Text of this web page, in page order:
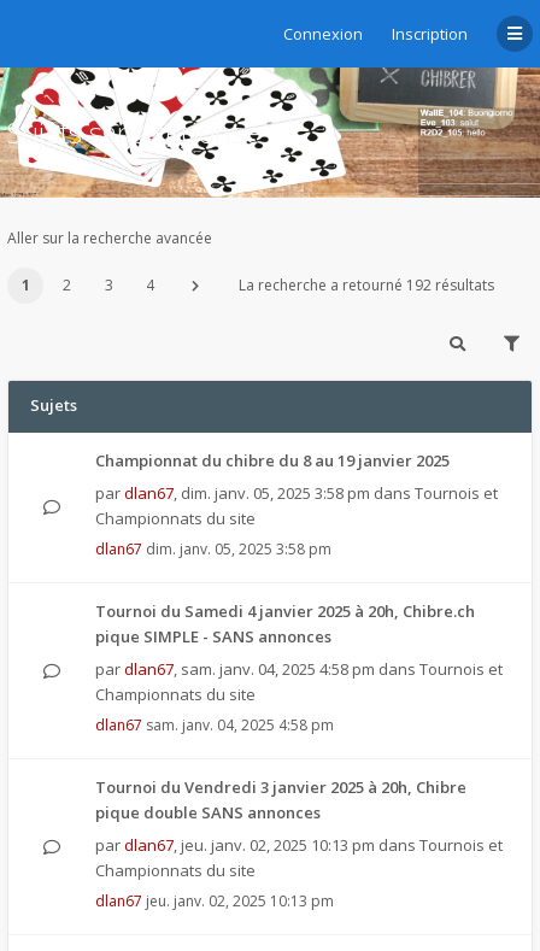
Connexion Inscription
Sujets sans réponse
Aller sur la recherche avancée
1 2 3 4 La recherche a retourné 192 résultats
Sujets
Championnat du chibre du 8 au 19 janvier 2025
pardlan67, dim. janv. 05, 2025 3:58 pm dans Tournois et
Championnats du site
dlan67 dim. janv. 05, 2025 3:58 pm
Tournoi du Samedi 4 janvier 2025 à 20h, Chibre.ch
pique SIMPLE - SANS annonces
pardlan67, sam. janv. 04, 2025 4:58 pm dans Tournois et
Championnats du site
dlan67 sam. janv. 04, 2025 4:58 pm
Tournoi du Vendredi 3 janvier 2025 à 20h, Chibre
pique double SANS annonces
pardlan67, jeu. janv. 02, 2025 10:13 pm dans Tournois et
Championnats du site
dlan67 jeu. janv. 02, 2025 10:13 pm